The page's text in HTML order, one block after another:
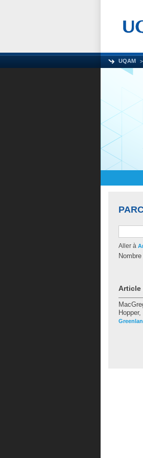
UQAM
Aller à
Article
Hopper,